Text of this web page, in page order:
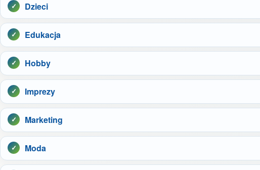
Dzieci
Edukacja
Hobby
Imprezy
Marketing
Moda